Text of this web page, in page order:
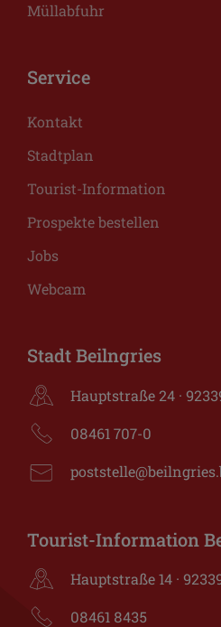
Müllabfuhr
Service
Kontakt
Stadtplan
Tourist-Information
Prospekte bestellen
Jobs
Webcam
Stadt Beilngries
Hauptstraße 24 ·
08461 707-0
Tourist-Information
Hauptstraße 14 ·
08461 8435